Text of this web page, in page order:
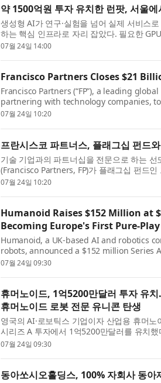
약 1500억원 투자 유치한 런팟, 서울
생성형 AI가 연구·실험을 넘어 실제 서비스
하는 핵심 인프라로 자리 잡았다. 필요한
확장하는 역량이 AI 개발 속도를 좌우하는
07월 24일 14:00
Francisco Partners Closes $21
Francisco Partners (“FP”), a leading
partnering with technology companies,
capital commitments across its
07월 24일 10:20
프란시스코 파트너스, 플래그십 펀드
기술 기업과의 파트너십을 전문으로 하는
(Francisco Partners, FP)가 플래그십 펀드
VIII, L.P.)와 중간시장 펀드인 프란시스코 파
07월 24일 10:20
Humanoid Raises $152 Million at
Becoming Europe's First Pure-
Humanoid, a UK-based AI and robotics
robots, announced a $152 million Series
valuation. This funding brings the total
07월 24일 09:30
휴머노이드, 1억5200만달러 투자 유
휴머노이드 로봇 전문 유니콘 탄생
영국의 AI·로보틱스 기업이자 산업용 휴머
시리즈 A 투자에서 1억5200만달러를 유치
기준(Post-money valuation) 13억5000만달
07월 24일 09:30
동아쏘시오홀딩스, 100% 자회사 동아